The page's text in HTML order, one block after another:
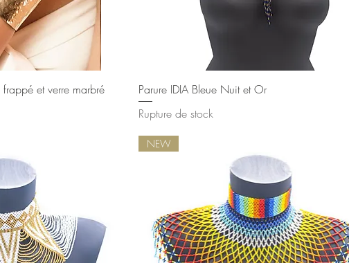
rapideet verre marbré
Aperçu rapide
Parure IDIA Bleue Nuit et Or
Rupture de stock
NEW